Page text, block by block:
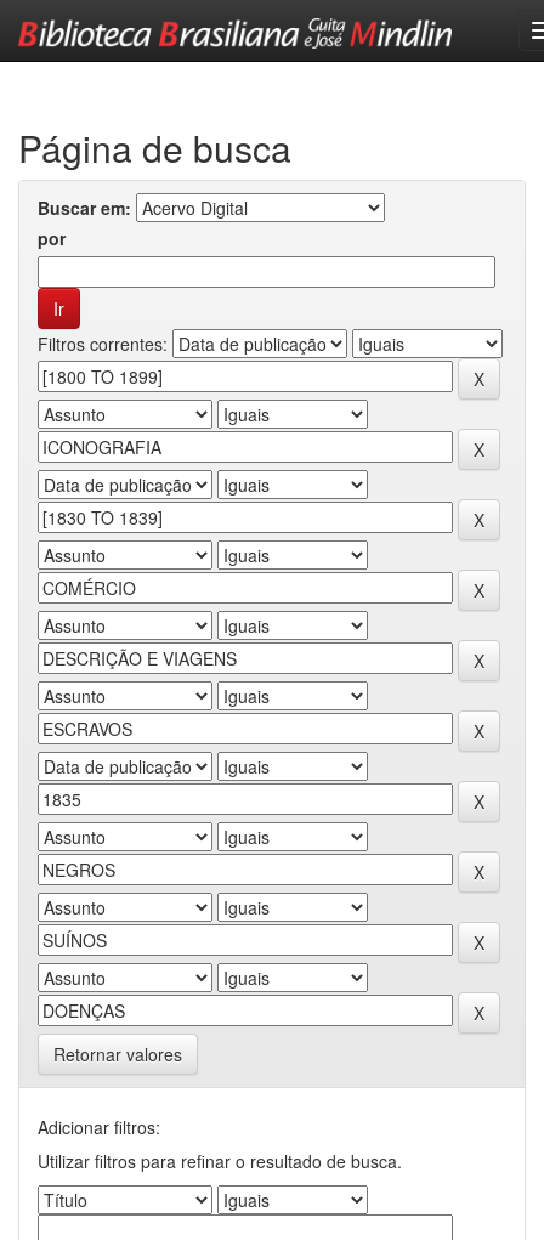
Página de busca
Buscar em:
por
Filtros correntes:
Retornar valores
Adicionar filtros:
Utilizar filtros para refinar o resultado de busca.